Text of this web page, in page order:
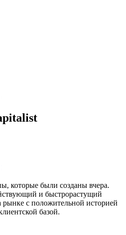
которые были созданы вчера.
и быстрорастущий
рынке с положительной историей
базой.